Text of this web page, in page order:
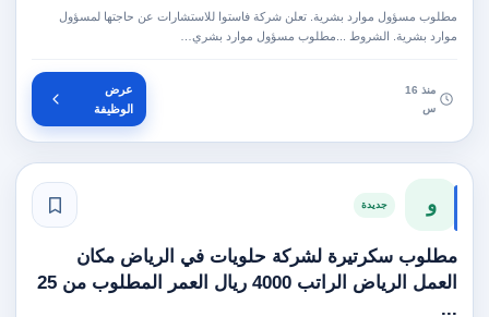
مطلوب مسؤول موارد بشرية. تعلن شركة فاستوا للاستشارات عن حاجتها لمسؤول
موارد بشرية. الشروط ...مطلوب مسؤول موارد بشري…
منذ 16
س
عرض
الوظيفة
و جديدة
مطلوب سكرتيرة لشركة حلويات في الرياض مكان
العمل الرياض الراتب 4000 ريال العمر المطلوب من 25
...